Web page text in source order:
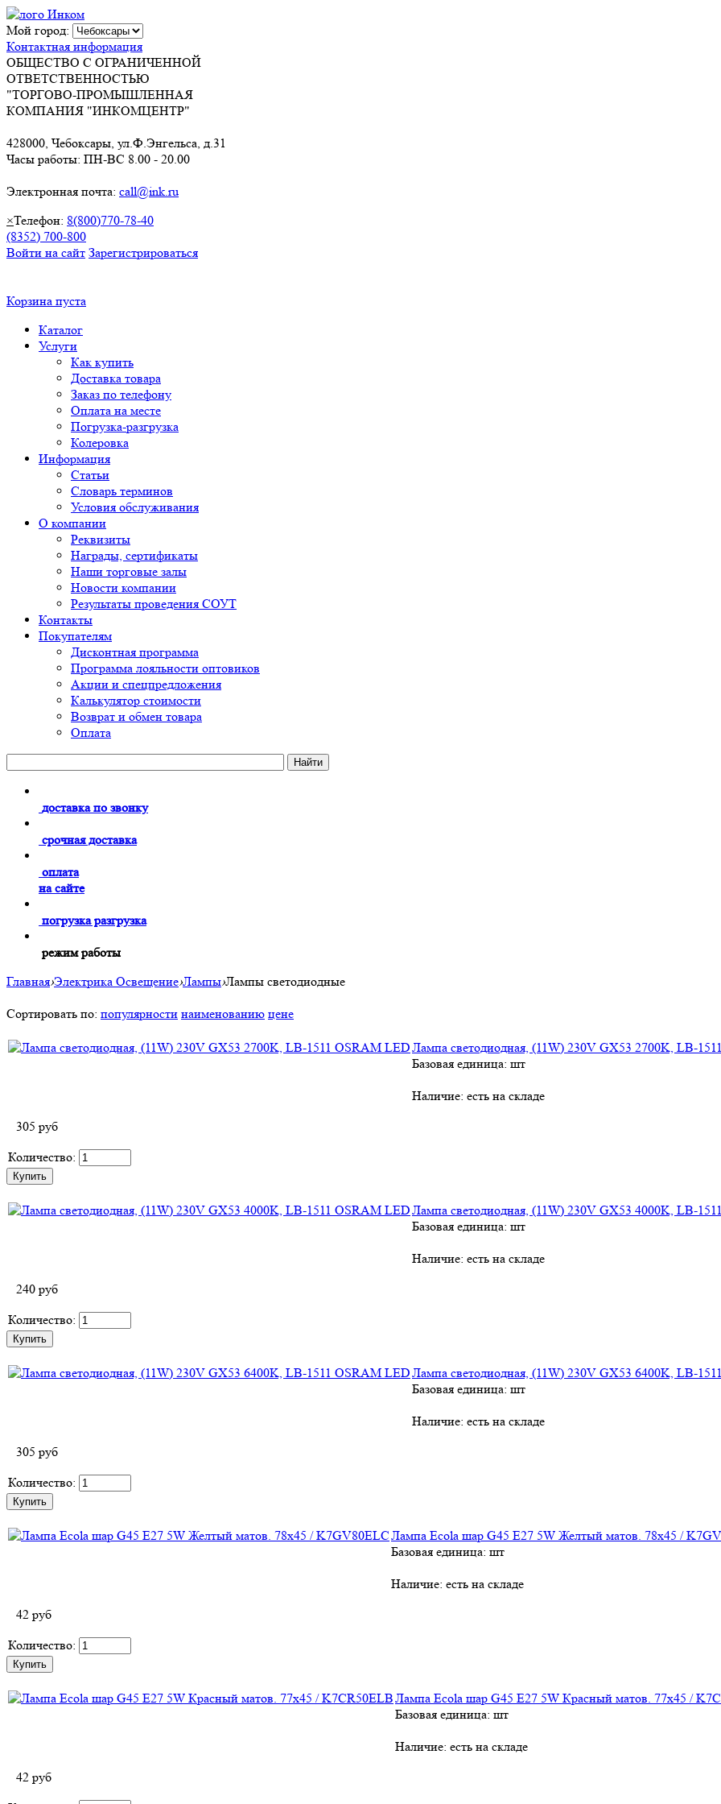
Мой город:
Контактная информация
ОБЩЕСТВО С ОГРАНИЧЕННОЙ
ОТВЕТСТВЕННОСТЬЮ
"ТОРГОВО-ПРОМЫШЛЕННАЯ
КОМПАНИЯ "ИНКОМЦЕНТР"
428000, Чебоксары, ул.Ф.Энгельса, д.31
Часы работы: ПН-ВС 8.00 - 20.00
Электронная почта: call@ink.ru
×Телефон: 8(800)770-78-40
(8352) 700-800
Войти на сайт Зарегистрироваться
Корзина пуста
Каталог
Услуги
Как купить
Доставка товара
Заказ по телефону
Оплата на месте
Погрузка-разгрузка
Колеровка
Информация
Статьи
Словарь терминов
Условия обслуживания
О компании
Реквизиты
Награды, сертификаты
Наши торговые залы
Новости компании
Результаты проведения СОУТ
Контакты
Покупателям
Дисконтная программа
Программа лояльности оптовиков
Акции и спецпредложения
Калькулятор стоимости
Возврат и обмен товара
Оплата
доставка по звонку
срочная доставка
оплата
на сайте
погрузка разгрузка
режим работы
Главная›Электрика Освещение›Лампы›Лампы светодиодные
Сортировать по: популярности наименованию цене
Лампа cветодиодная, (11W) 230V GX53 2700K, LB-
Базовая единица: шт
Наличие: есть на складе
305 руб
Количество:
Лампа cветодиодная, (11W) 230V GX53 4000K, LB-
Базовая единица: шт
Наличие: есть на складе
240 руб
Количество:
Лампа cветодиодная, (11W) 230V GX53 6400K, LB-
Базовая единица: шт
Наличие: есть на складе
305 руб
Количество:
Лампа Ecola шар G45 E27 5W Желтый матов. 78x45 /
Базовая единица: шт
Наличие: есть на складе
42 руб
Количество:
Лампа Ecola шар G45 E27 5W Красный матов. 77x45 /
Базовая единица: шт
Наличие: есть на складе
42 руб